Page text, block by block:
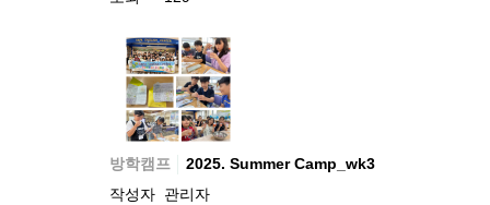
방학캠프
2025. Summer Camp_wk3
작성자 관리자